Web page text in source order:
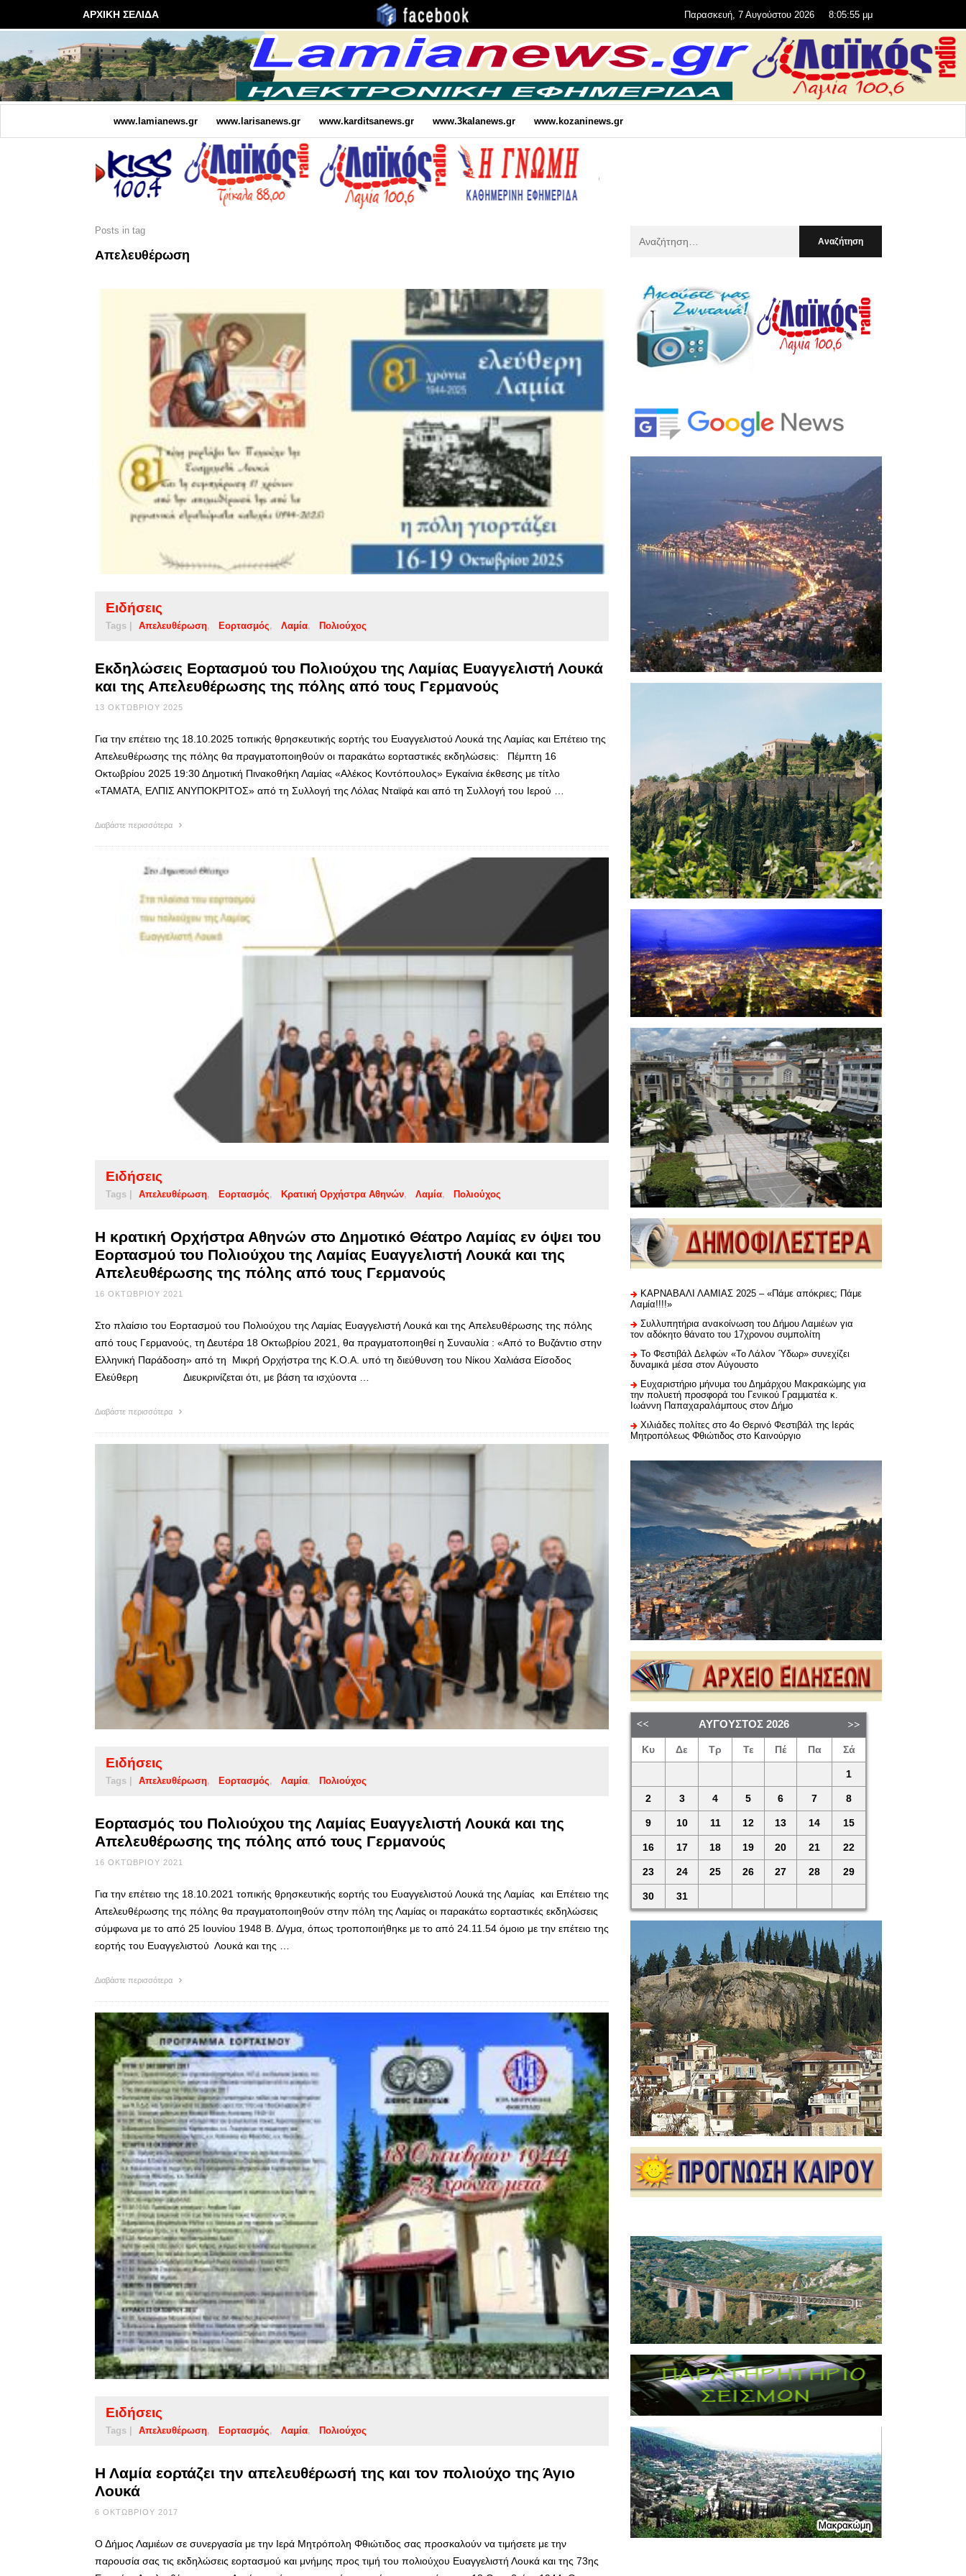
ΑΡΧΙΚΗ ΣΕΛΙΔΑ Παρασκευή, 7 Αυγούστου 2026 8:05:57 μμ
www.lamianews.gr www.larisanews.gr www.karditsanews.gr www.3kalanews.gr www.kozaninews.gr
Posts in tag
Απελευθέρωση
Ειδήσεις
Tags | Απελευθέρωση Εορτασμός Λαμία Πολιούχος
Εκδηλώσεις Εορτασμού του Πολιούχου της Λαμίας Ευαγγελιστή Λουκά
και της Απελευθέρωσης της πόλης από τους Γερμανούς
13 ΟΚΤΩΒΡΊΟΥ 2025
Για την επέτειο της 18.10.2025 τοπικής θρησκευτικής εορτής του Ευαγγελιστού Λουκά της Λαμίας και Επέτειο της
Απελευθέρωσης της πόλης θα πραγματοποιηθούν οι παρακάτω εορταστικές εκδηλώσεις: Πέμπτη 16
Οκτωβρίου 2025 19:30 Δημοτική Πινακοθήκη Λαμίας «Αλέκος Κοντόπουλος» Εγκαίνια έκθεσης με τίτλο
«ΤΑΜΑΤΑ, ΕΛΠΙΣ ΑΝΥΠΟΚΡΙΤΟΣ» από τη Συλλογή της Λόλας Νταϊφά και από τη Συλλογή του Ιερού …
Διαβάστε περισσότερα
Ειδήσεις
Tags | Απελευθέρωση Εορτασμός Κρατική Ορχήστρα Αθηνών Λαμία Πολιούχος
Η κρατική Ορχήστρα Αθηνών στο Δημοτικό Θέατρο Λαμίας εν όψει του
Εορτασμού του Πολιούχου της Λαμίας Ευαγγελιστή Λουκά και της
Aπελευθέρωσης της πόλης από τους Γερμανούς
16 ΟΚΤΩΒΡΊΟΥ 2021
Στο πλαίσιο του Εορτασμού του Πολιούχου της Λαμίας Ευαγγελιστή Λουκά και της Aπελευθέρωσης της πόλης
από τους Γερμανούς, τη Δευτέρα 18 Οκτωβρίου 2021, θα πραγματοποιηθεί η Συναυλία : «Από το Βυζάντιο στην
Ελληνική Παράδοση» από τη Μικρή Ορχήστρα της Κ.Ο.Α. υπό τη διεύθυνση του Νίκου Χαλιάσα Είσοδος
Ελεύθερη Διευκρινίζεται ότι, με βάση τα ισχύοντα …
Διαβάστε περισσότερα
Ειδήσεις
Tags | Απελευθέρωση Εορτασμός Λαμία Πολιούχος
Εορτασμός του Πολιούχου της Λαμίας Ευαγγελιστή Λουκά και της
Aπελευθέρωσης της πόλης από τους Γερμανούς
16 ΟΚΤΩΒΡΊΟΥ 2021
Για την επέτειο της 18.10.2021 τοπικής θρησκευτικής εορτής του Ευαγγελιστού Λουκά της Λαμίας και Επέτειο της
Απελευθέρωσης της πόλης θα πραγματοποιηθούν στην πόλη της Λαμίας οι παρακάτω εορταστικές εκδηλώσεις
σύμφωνα με το από 25 Ιουνίου 1948 Β. Δ/γμα, όπως τροποποιήθηκε με το από 24.11.54 όμοιο με την επέτειο της
εορτής του Ευαγγελιστού Λουκά και της …
Διαβάστε περισσότερα
Ειδήσεις
Tags | Απελευθέρωση Εορτασμός Λαμία Πολιούχος
Η Λαμία εορτάζει την απελευθέρωσή της και τον πολιούχο της Άγιο
Λουκά
6 ΟΚΤΩΒΡΊΟΥ 2017
Ο Δήμος Λαμιέων σε συνεργασία με την Ιερά Μητρόπολη Φθιώτιδος σας προσκαλούν να τιμήσετε με την
παρουσία σας τις εκδηλώσεις εορτασμού και μνήμης προς τιμή του πολιούχου Ευαγγελιστή Λουκά και της 73ης
ΚΑΡΝΑΒΑΛΙ ΛΑΜΙΑΣ 2025 – «Πάμε απόκριες; Πάμε
Λαμία!!!!»
Συλλυπητήρια ανακοίνωση του Δήμου Λαμιέων για
τον αδόκητο θάνατο του 17χρονου συμπολίτη
Το Φεστιβάλ Δελφών «Το Λάλον Ύδωρ» συνεχίζει
δυναμικά μέσα στον Αύγουστο
Ευχαριστήριo μήνυμα του Δημάρχου Μακρακώμης για
την πολυετή προσφορά του Γενικού Γραμματέα κ.
Ιωάννη Παπαχαραλάμπους στον Δήμο
Χιλιάδες πολίτες στο 4ο Θερινό Φεστιβάλ της Ιεράς
Μητροπόλεως Φθιώτιδος στο Καινούργιο
ΑΎΓΟΥΣΤΟΣ 2026
Κυ Δε Τρ Τε Πέ Πα Σά
1
2 3 4 5 6 7 8
9 10 11 12 13 14 15
16 17 18 19 20 21 22
23 24 25 26 27 28 29
30 31